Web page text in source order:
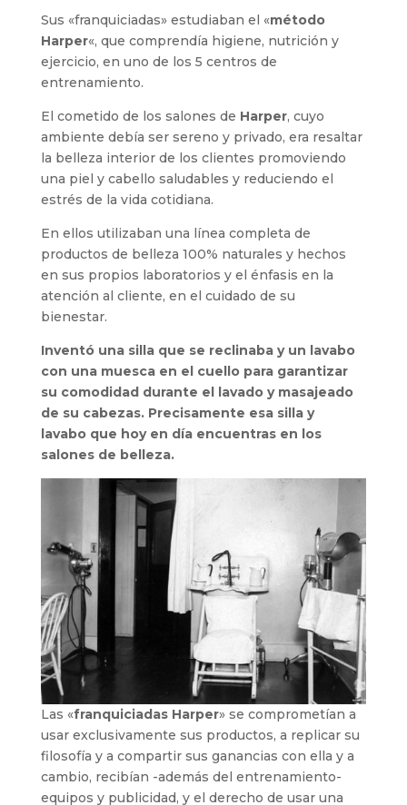
Sus «franquiciadas» estudiaban el «método
Harper«, que comprendía higiene, nutrición y
ejercicio, en uno de los 5 centros de
entrenamiento.
El cometido de los salones de Harper, cuyo
ambiente debía ser sereno y privado, era resaltar
la belleza interior de los clientes promoviendo
una piel y cabello saludables y reduciendo el
estrés de la vida cotidiana.
En ellos utilizaban una línea completa de
productos de belleza 100% naturales y hechos
en sus propios laboratorios y el énfasis en la
atención al cliente, en el cuidado de su
bienestar.
Inventó una silla que se reclinaba y un lavabo
con una muesca en el cuello para garantizar
su comodidad durante el lavado y masajeado
de su cabezas. Precisamente esa silla y
lavabo que hoy en día encuentras en los
salones de belleza.
Las «franquiciadas Harper» se comprometían a
usar exclusivamente sus productos, a replicar su
filosofía y a compartir sus ganancias con ella y a
cambio, recibían -además del entrenamiento-
equipos y publicidad, y el derecho de usar una